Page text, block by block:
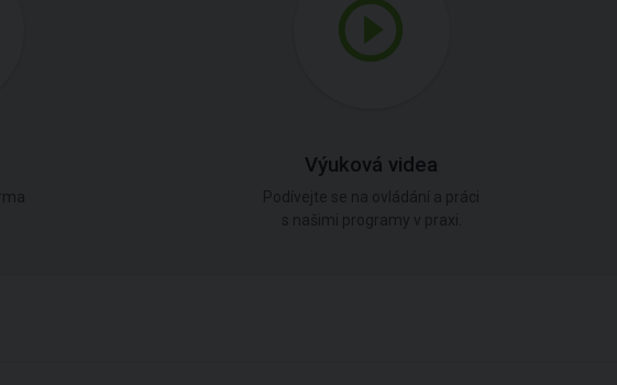
Výuková videa